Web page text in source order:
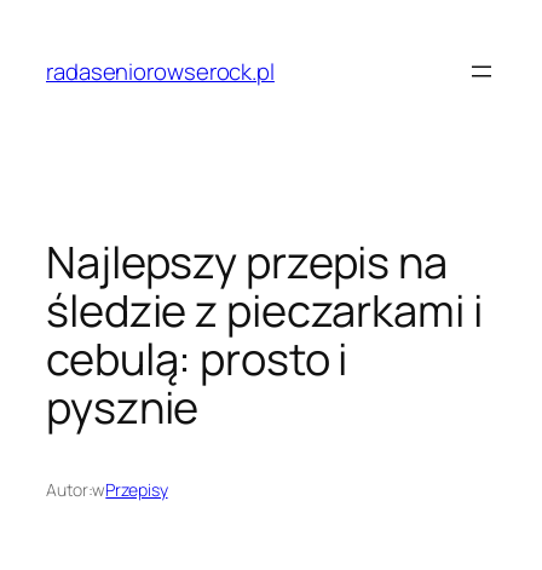
treściradaseniorowserock.pl
Najlepszy przepis na
śledzie z pieczarkami i
cebulą: prosto i
pysznie
Autor:wPrzepisy